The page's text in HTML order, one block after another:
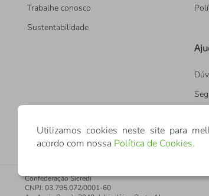
Trabalhe conosco
Sustentabilidade
Confederação Sicredi
CNPJ: 03.795.072/0001-60
Utilizamos cookies neste site para
acordo com nossa Política de Cookies.